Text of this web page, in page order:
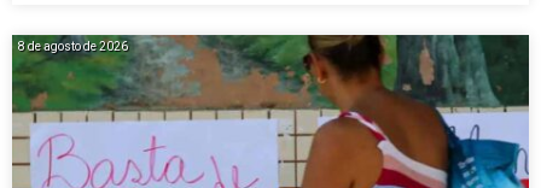
8 de agosto de 2026